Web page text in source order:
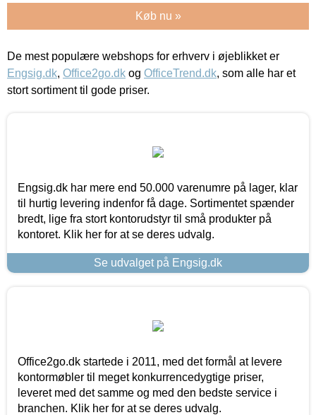
Køb nu »
De mest populære webshops for erhverv i øjeblikket er
Engsig.dk, Office2go.dk og OfficeTrend.dk, som alle har et
stort sortiment til gode priser.
Engsig.dk har mere end 50.000 varenumre på lager, klar
til hurtig levering indenfor få dage. Sortimentet spænder
bredt, lige fra stort kontorudstyr til små produkter på
kontoret. Klik her for at se deres udvalg.
Se udvalget på Engsig.dk
Office2go.dk startede i 2011, med det formål at levere
kontormøbler til meget konkurrencedygtige priser,
leveret med det samme og med den bedste service i
branchen. Klik her for at se deres udvalg.